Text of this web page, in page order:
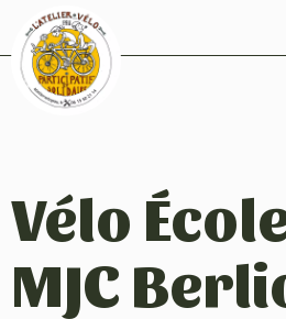
Vélo
MJC